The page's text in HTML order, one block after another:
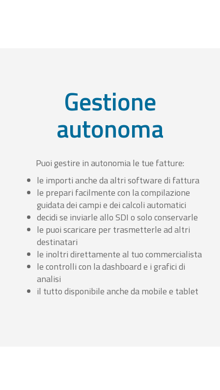
Gestione
autonoma
Puoi gestire in autonomia le tue fatture:
le importi anche da altri software di fattura
le prepari facilmente con la compilazione
guidata dei campi e dei calcoli automatici
decidi se inviarle allo SDI o solo conservarle
le puoi scaricare per trasmetterle ad altri
destinatari
le inoltri direttamente al tuo commercialista
le controlli con la dashboard e i grafici di
analisi
il tutto disponibile anche da mobile e tablet